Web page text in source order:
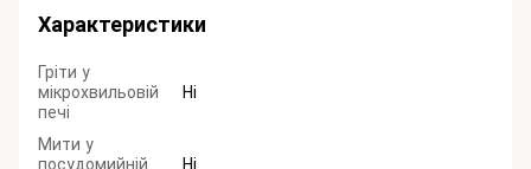
Характеристики
Гріти у
мікрохвильовій
печі
Ні
Мити у
посудомийній
Ні